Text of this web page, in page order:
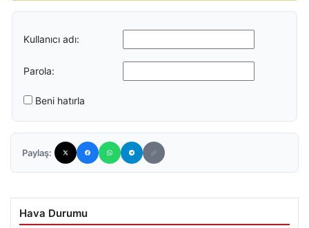
Kullanıcı adı:
Parola:
Beni hatırla
Paylaş:
Hava Durumu